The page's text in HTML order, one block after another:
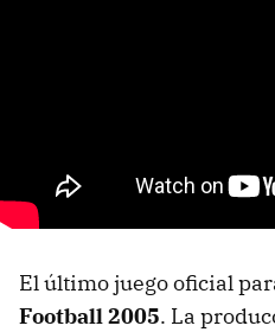
El último juego oficial
Football 2005. La